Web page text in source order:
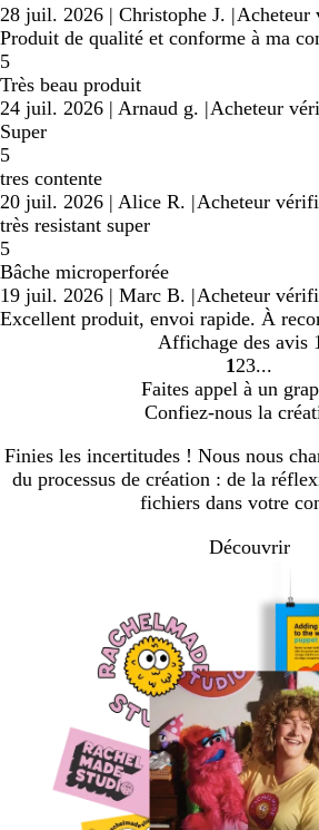
28 juil. 2026 | Christophe J. |Acheteur
Produit de qualité et conforme à ma
5
Très beau produit
24 juil. 2026 | Arnaud g. |Acheteur
Super
5
tres contente
20 juil. 2026 | Alice R. |Acheteur
très resistant super
5
Bâche microperforée
19 juil. 2026 | Marc B. |Acheteur
Excellent produit, envoi rapide. À
Affichage des avis
Accéder
à
la
1 Accéder
à
la
2 Accéder
à
la
3
Faites appel à un
Confiez-nous la
Finies les incertitudes ! Nous nous
du processus de création : de la
fichiers dans votre
Découvrir